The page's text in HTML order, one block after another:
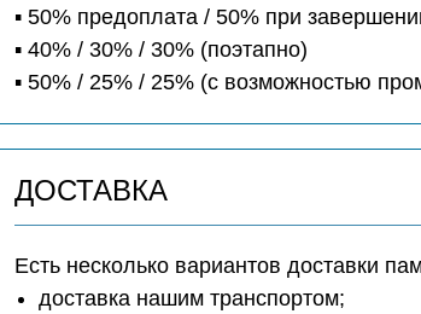
▪️ 50% предоплата / 50% при
▪️ 40% / 30% / 30% (поэтапно)
▪️ 50% / 25% / 25% (с возможностью
ДОСТАВКА
Есть несколько вариантов доставки
доставка нашим транспортом;